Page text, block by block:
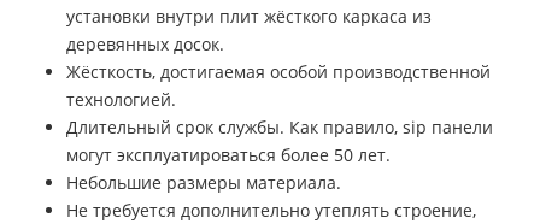
установки внутри плит жёсткого каркаса из
деревянных досок.
Жёсткость, достигаемая особой производственной
технологией.
Длительный срок службы. Как правило, sip панели
могут эксплуатироваться более 50 лет.
Небольшие размеры материала.
Не требуется дополнительно утеплять строение,